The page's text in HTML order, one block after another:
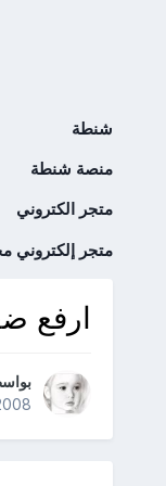
شنطة
منصة شنطة
متجر الكتروني
متجر إلكتروني
ارفع